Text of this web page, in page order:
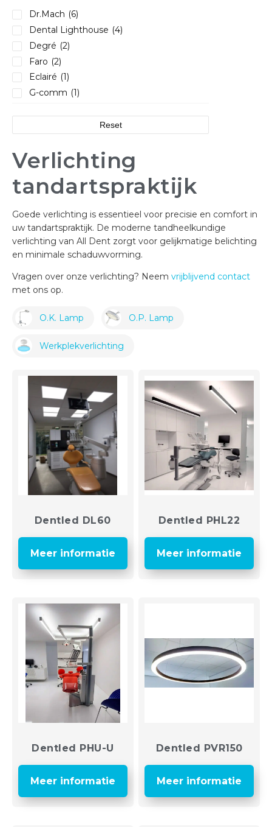
Dr.Mach (6)
Dental Lighthouse (4)
Degré (2)
Faro (2)
Eclairé (1)
G-comm (1)
Reset
Verlichting
tandartspraktijk
Goede verlichting is essentieel voor precisie en comfort in
uw tandartspraktijk. De moderne tandheelkundige
verlichting van All Dent zorgt voor gelijkmatige belichting
en minimale schaduwvorming.
Vragen over onze verlichting? Neem vrijblijvend contact
met ons op.
O.K. Lamp O.P. Lamp
Werkplekverlichting
Dentled DL60
Meer informatie
Dentled PHL22
Meer informatie
Dentled PHU-U
Meer informatie
Dentled PVR150
Meer informatie